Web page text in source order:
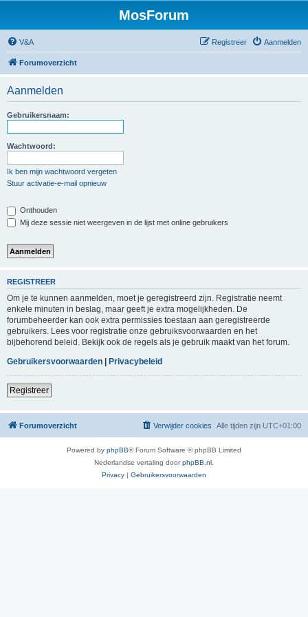
MosForum
V&A Aanmelden
Registreer
Forumoverzicht
Aanmelden
Gebruikersnaam:
Wachtwoord:
Ik ben mijn wachtwoord vergeten
Stuur activatie-e-mail opnieuw
Onthouden
Mij deze sessie niet weergeven in de lijst met online gebruikers
REGISTREER
Om je te kunnen aanmelden, moet je geregistreerd zijn. Registratie neemt
enkele minuten in beslag, maar geeft je extra mogelijkheden. De
forumbeheerder kan ook extra permissies toestaan aan geregistreerde
gebruikers. Lees voor registratie onze gebruiksvoorwaarden en het
bijbehorend beleid. Bekijk ook de regels als je gebruik maakt van het forum.
Gebruikersvoorwaarden | Privacybeleid
Registreer
Forumoverzicht Alle tijden zijn UTC+01:00
Verwijder cookies
Powered by phpBB® Forum Software © phpBB Limited
Nederlandse vertaling doorphpBB.nl
Privacy | Gebruikersvoorwaarden